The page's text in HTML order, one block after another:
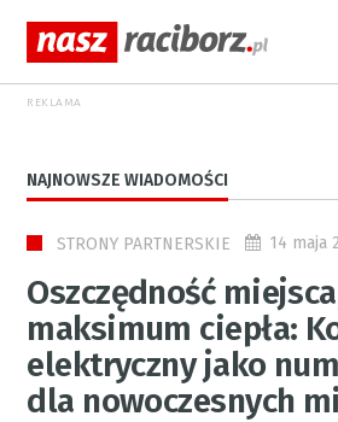
REKLAMA
NAJNOWSZE WIADOMOŚCI
STRONY PARTNERSKIE 14 maja
Oszczędność
maksimum ciepła:
elektryczny jako
dla nowoczesnych